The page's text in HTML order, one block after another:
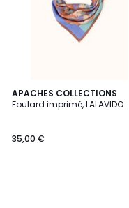
APACHES COLLECTIONS
Foulard imprimé, LALAVIDO
35,00 €